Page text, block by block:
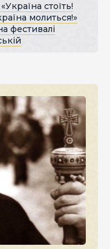
стоїть!
молиться!»
фестивалі